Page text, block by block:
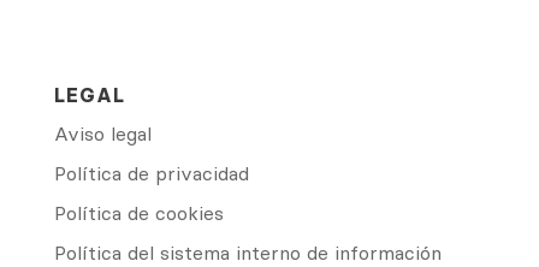
LEGAL
Aviso legal
Política de privacidad
Política de cookies
Política del sistema interno de información